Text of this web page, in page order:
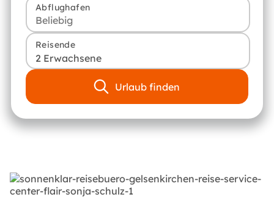
Abflughafen
Reisende
2 Erwachsene
Urlaub finden